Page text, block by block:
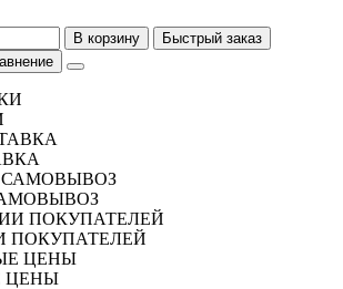
В корзину
Быстрый заказ
ПОКУПАТЕЛЕЙ
ЦЕНЫ